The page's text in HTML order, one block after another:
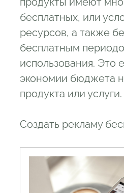
бесплатных, или
ресурсов, а также
бесплатным
использования. Это
экономии бюджета
продукта или услуги.
Создать рекламу